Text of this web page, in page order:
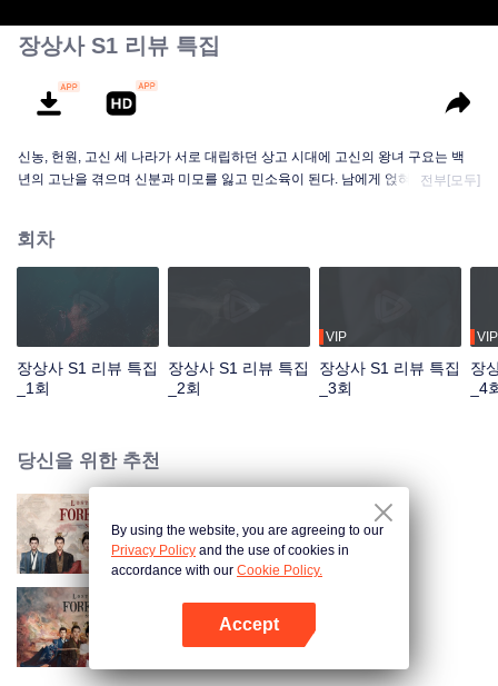
장상사 S1 리뷰 특집
신농, 헌원, 고신 세 나라가 서로 대립하던 상고 시대에 고신의 왕녀 구요는 백
년의 고난을 겪으며 신분과 미모를 잃고 민소육이 된다. 남에게 얹혀살던 소요
은 우여곡절 끝에 마침내 서로를 알아보게 되고, 민소육은 왕녀의 신분을 회복
한다. 창현은 소요의 도움으로 천하 통일이라는 대업을 이룬 뒤 도산경과 함께
모든 힘을 쏟는다.
전부[모두]
회차
장상사 S1 리뷰 특집
_1회
장상사 S1 리뷰 특집
_2회
VIP
장상사 S1 리뷰 특집
_3회
VIP
장
_4
당신을 위한 추천
장상사 시즌2
장상사 시즌1
By using the website, you are agreeing to our
Privacy Policy and the use of cookies in
accordance with our Cookie Policy.
Accept